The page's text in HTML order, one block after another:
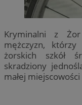
Kryminalni z
mężczyzn,
żorskich szkół
skradziony
małej